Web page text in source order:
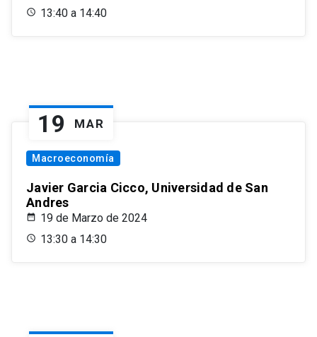
13:40 a 14:40
19 MAR
Macroeconomía
Javier Garcia Cicco, Universidad de San
Andres
19 de Marzo de 2024
13:30 a 14:30